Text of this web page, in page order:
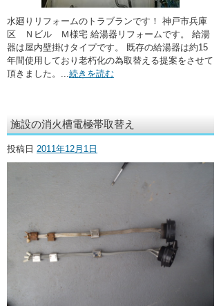
水廻りリフォームのトラブランです！ 神戸市兵庫
区 Ｎビル Ｍ様宅 給湯器リフォームです。 給湯
器は屋内壁掛けタイプです。 既存の給湯器は約15
年間使用しており老朽化の為取替える提案をさせて
頂きました。... 続きを読む
施設の消火槽電極帯取替え
投稿日 2011年12月1日